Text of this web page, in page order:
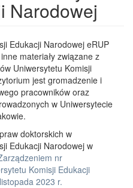
Narodowej
Edukacji Narodowej eRUP
materiały związane z
Uniwersytetu Komisji
jest gromadzenie i
pracowników oraz
w Uniwersytecie
doktorskich w
Edukacji Narodowej w
nr
Komisji Edukacji
2023 r.